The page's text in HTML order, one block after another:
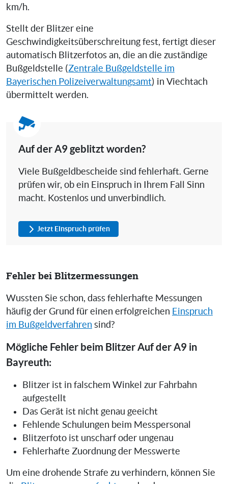
km/h.
Stellt der Blitzer eine
Geschwindigkeitsüberschreitung fest, fertigt dieser
automatisch Blitzerfotos an, die an die zuständige
Bußgeldstelle (Zentrale Bußgeldstelle im
Bayerischen Polizeiverwaltungsamt) in Viechtach
übermittelt werden.
Auf der A9 geblitzt worden?
Viele Bußgeldbescheide sind fehlerhaft. Gerne
prüfen wir, ob ein Einspruch in Ihrem Fall Sinn
macht. Kostenlos und unverbindlich.
Jetzt Einspruch prüfen
Fehler bei Blitzermessungen
Wussten Sie schon, dass fehlerhafte Messungen
häufig der Grund für einen erfolgreichen Einspruch
im Bußgeldverfahren sind?
Mögliche Fehler beim Blitzer Auf der A9 in
Bayreuth:
Blitzer ist in falschem Winkel zur Fahrbahn
aufgestellt
Das Gerät ist nicht genau geeicht
Fehlende Schulungen beim Messpersonal
Blitzerfoto ist unscharf oder ungenau
Fehlerhafte Zuordnung der Messwerte
Um eine drohende Strafe zu verhindern, können Sie